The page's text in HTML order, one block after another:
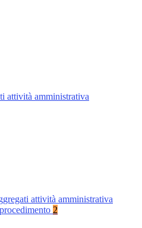
attività amministrativa
attività amministrativa
2